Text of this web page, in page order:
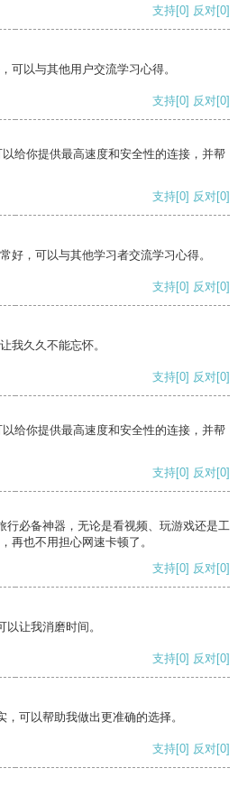
支持[0] 反对[0]
可以与其他用户交流学习心得。
支持[0] 反对[0]
给你提供最高速度和安全性的连接，并帮
支持[0] 反对[0]
好，可以与其他学习者交流学习心得。
支持[0] 反对[0]
我久久不能忘怀。
支持[0] 反对[0]
给你提供最高速度和安全性的连接，并帮
支持[0] 反对[0]
行必备神器，无论是看视频、玩游戏还是工
再也不用担心网速卡顿了。
支持[0] 反对[0]
让我消磨时间。
支持[0] 反对[0]
可以帮助我做出更准确的选择。
支持[0] 反对[0]